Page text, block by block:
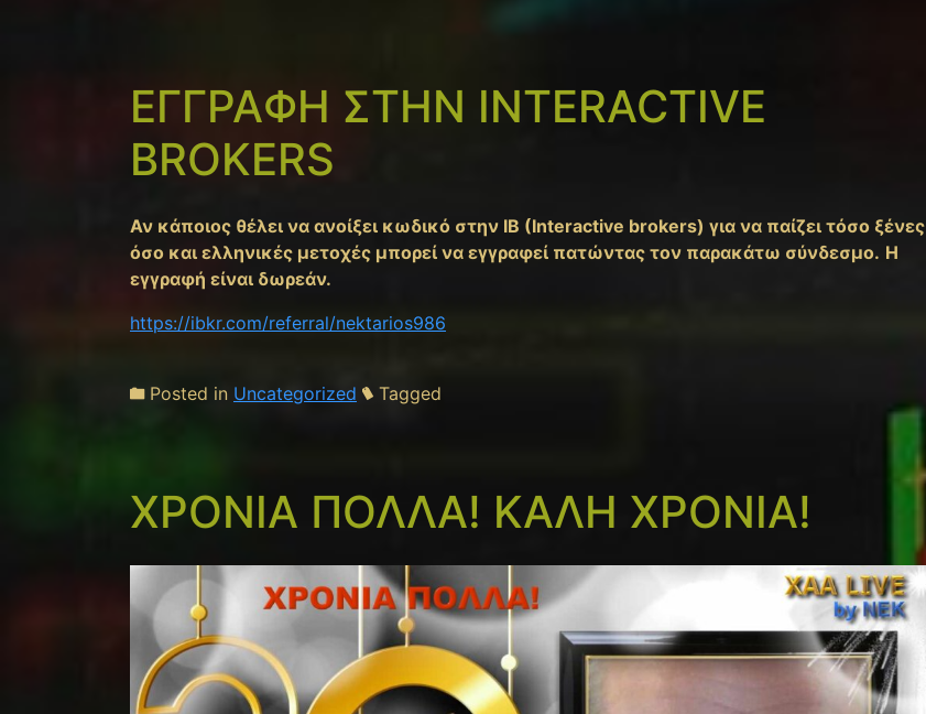
ΕΓΓΡΑΦΗ ΣΤΗΝ INTERACTIVE
BROKERS
Αν κάποιος θέλει να ανοίξει κωδικό στην ΙΒ (Interactive brokers) για να παίζει τόσο ξένες
όσο και ελληνικές μετοχές μπορεί να εγγραφεί πατώντας τον παρακάτω σύνδεσμο. Η
εγγραφή είναι δωρεάν.
https://ibkr.com/referral/nektarios986
Posted in Uncategorized Tagged
ΧΡΟΝΙΑ ΠΟΛΛΑ! ΚΑΛΗ ΧΡΟΝΙΑ!